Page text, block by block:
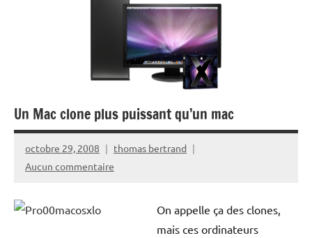
Un Mac clone plus puissant qu’un mac
octobre 29, 2008
thomas bertrand
Aucun commentaire
On appelle ça des clones,
mais ces ordinateurs